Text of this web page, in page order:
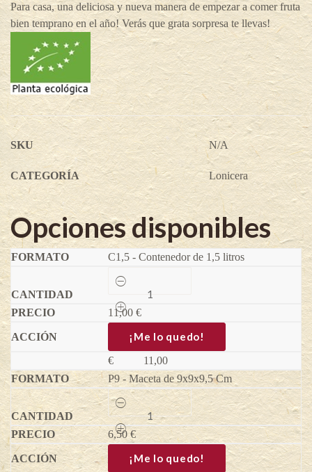
Para casa, una deliciosa y nueva manera de empezar a comer fruta
bien temprano en el año! Verás que grata sorpresa te llevas!
SKU N/A
CATEGORÍA Lonicera
Opciones disponibles
C1,5 - Contenedor de 1,5 litros
Honey
Lonicera
kamtschatica
quantity
11,00 €
¡Me lo quedo!
€
11,00
P9 - Maceta de 9x9x9,5 Cm
Honey
Bee
-
Lonicera
kamtschatica
quantity
6,50 €
¡Me lo quedo!